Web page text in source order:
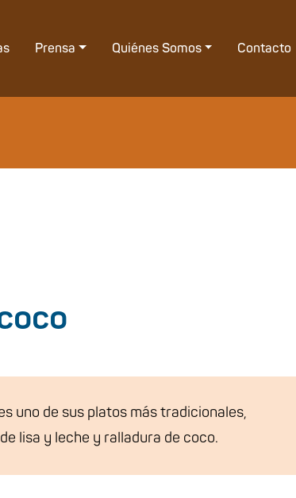
Prensa Quiénes Somos Contacto
uno de sus platos más tradicionales,
lisa y leche y ralladura de coco.